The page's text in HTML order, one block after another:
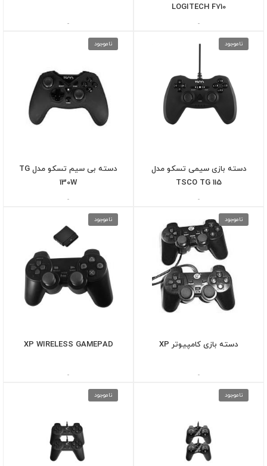
LOGITECH F710
-
-
ناموجود
دسته بازی سیمی تسکو مدل
TSCO TG 115
-
ناموجود
دسته بی سیم تسکو مدل TG
130W
-
ناموجود
دسته بازی کامپیوتر XP
-
ناموجود
XP WIRELESS GAMEPAD
-
ناموجود ناموجود